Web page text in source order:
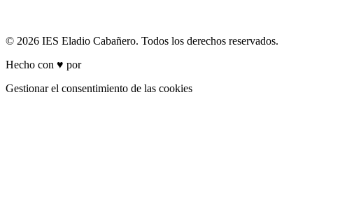
© 2026 IES Eladio Cabañero. Todos los derechos reservados.
Hecho con ♥ por
Gestionar el consentimiento de las cookies